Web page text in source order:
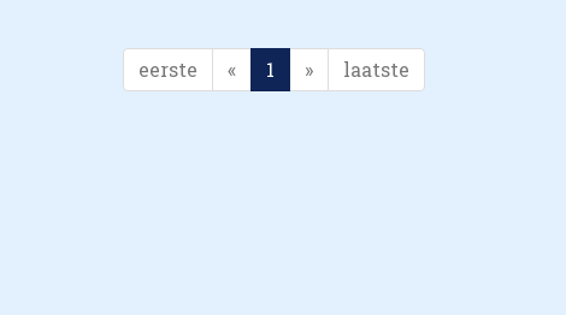
eerste « 1 » laatste